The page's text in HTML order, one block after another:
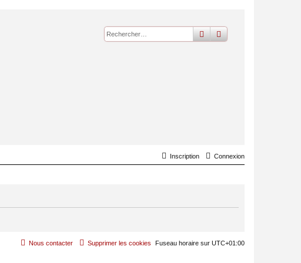
rechercher
recherche
Connexion
Inscription
Fuseau horaire sur UTC+01:00
Supprimer les cookies
Nous contacter